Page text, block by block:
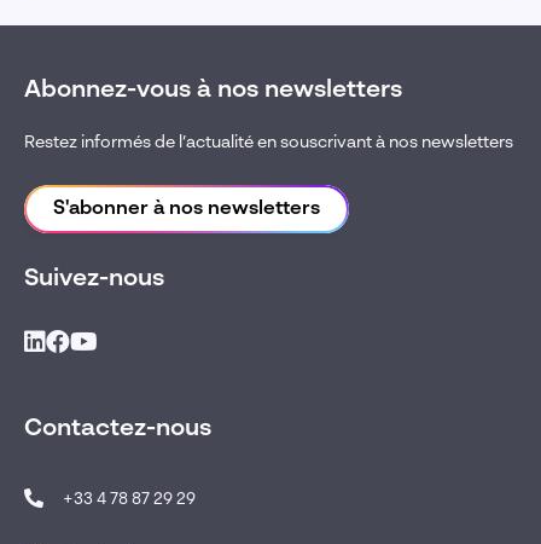
Abonnez-vous à nos newsletters
Restez informés de l’actualité en souscrivant à nos newsletters
S'abonner à nos newsletters
Suivez-nous
Contactez-nous
+33 4 78 87 29 29